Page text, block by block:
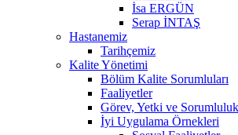
İsa ERGÜN
Serap İNTAŞ
Hastanemiz
Tarihçemiz
Kalite Yönetimi
Bölüm Kalite Sorumluları
Faaliyetler
Görev, Yetki ve
İyi Uygulama Örnekleri